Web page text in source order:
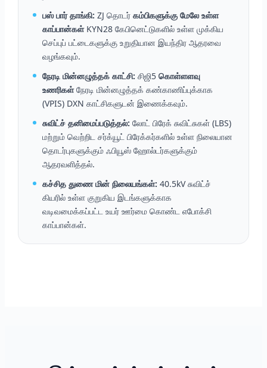
பஸ் பார் தாங்கி: ZJ தொடர்கம்பிகளுக்கு மேலே உள்ள
காப்பான்கள்KYN28 கேபினெட்டுகளில் உள்ள முக்கிய
செப்புப் பட்டைகளுக்கு உறுதியான இயந்திர ஆதரவை
வழங்கவும்.
நேரடி மின்னழுத்தக் காட்சி: சிஜி5கொள்ளளவு
உணரிகள்நேரடி மின்னழுத்தக் கண்காணிப்புக்காக
(VPIS) DXN காட்சிகளுடன் இணைக்கவும்.
சுவிட்ச் தனிமைப்படுத்தல்: லோட் பிரேக் சுவிட்சுகள் (LBS)
மற்றும் வெற்றிட சர்க்யூட் பிரேக்கர்களில் உள்ள நிலையான
தொடர்புகளுக்கும் ஃபியூஸ் ஹோல்டர்களுக்கும்
ஆதரவளித்தல்.
கச்சித துணை மின் நிலையங்கள்: 40.5kV சுவிட்ச்
கியரில் உள்ள குறுகிய இடங்களுக்காக
வடிவமைக்கப்பட்ட உயர் ஊர்மை கொண்ட எபோக்சி
காப்பான்கள்.